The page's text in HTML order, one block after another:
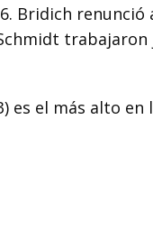
Bridich
es el más alto